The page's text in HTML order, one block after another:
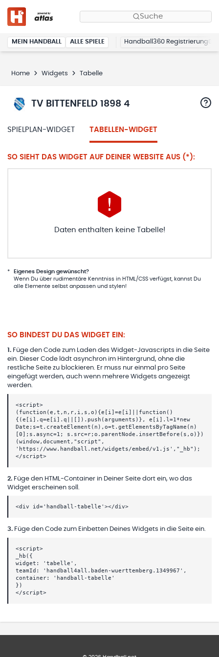
Suche
MEIN HANDBALL ALLE SPIELE Handball360 Registrierung
Home Widgets Tabelle
TV BITTENFELD 1898 4
SPIELPLAN-WIDGET TABELLEN-WIDGET
SO SIEHT DAS WIDGET AUF DEINER WEBSITE AUS (*):
Daten enthalten keine Tabelle!
*
Eigenes Design gewünscht?
Wenn Du über rudimentäre Kenntniss in HTML/CSS verfügst, kannst Du
alle Elemente selbst anpassen und stylen!
SO BINDEST DU DAS WIDGET EIN:
. Füge den Code zum Laden des Widget-Javascripts in die Seite
ein. Dieser Code lädt asynchron im Hintergrund, ohne die
restliche Seite zu blockieren. Er muss nur einmal pro Seite
eingefügt werden, auch wenn mehrere Widgets angezeigt
werden.
<script>
(function(e,t,n,r,i,s,o){e[i]=e[i]||function()
{(e[i].q=e[i].q||[]).push(arguments)}, e[i].l=1*new
Date;s=t.createElement(n),o=t.getElementsByTagName(n)
[0];s.async=1; s.src=r;o.parentNode.insertBefore(s,o)})
(window,document,"script",
'https://www.handball.net/widgets/embed/v1.js',"_hb");
</script>
2. Füge den HTML-Container in Deiner Seite dort ein, wo das
Widget erscheinen soll.
<div id='handball-tabelle'></div>
3. Füge den Code zum Einbetten Deines Widgets in die Seite ein.
<script>
_hb({
widget: 'tabelle',
teamId: 'handball4all.baden-wuerttemberg.1349967',
container: 'handball-tabelle'
})
</script>